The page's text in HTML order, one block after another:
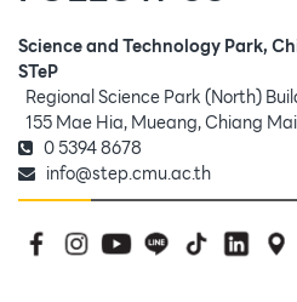
Science and Technology Park,
STeP
Regional Science Park (North)
155 Mae Hia, Mueang, Chiang
0 5394 8678
info@step.cmu.ac.th